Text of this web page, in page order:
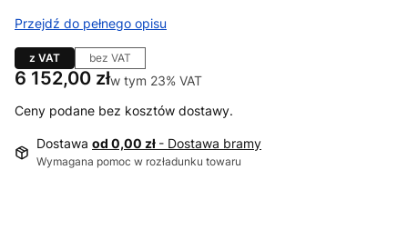
Przejdź do pełnego opisu
z VAT bez VAT
Cena
6 152,00 złw tym 23% VAT
w tym 23% VAT
Ceny podane bez kosztów dostawy.
Dostawa od 0,00 zł - Dostawa bramy
Wymagana pomoc w rozładunku towaru